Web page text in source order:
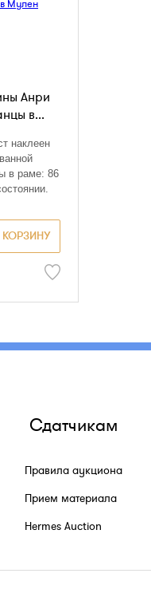
Анри
в...
наклеен
в раме: 86
КОРЗИНУ
Сдатчикам
Правила аукциона
Прием материала
Hermes Auction